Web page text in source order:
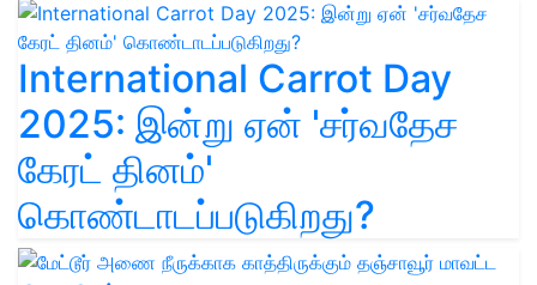
International Carrot Day
2025: இன்று ஏன் 'சர்வதேச
கேரட் தினம்'
கொண்டாடப்படுகிறது?